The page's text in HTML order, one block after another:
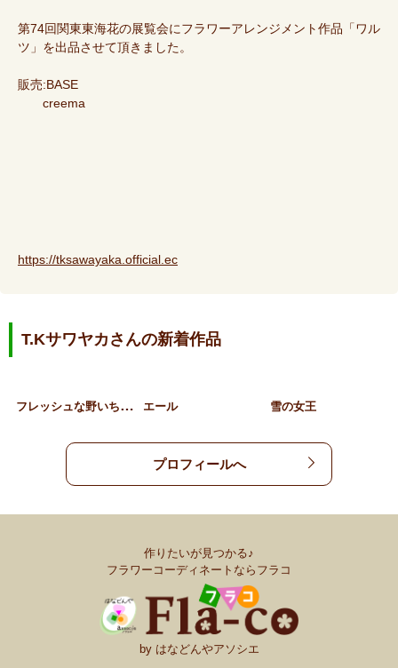
第74回関東東海花の展覧会にフラワーアレンジメント作品「ワル
ツ」を出品させて頂きました。
販売:BASE
creema
https://tksawayaka.official.ec
T.Kサワヤカさんの新着作品
フ
レッシュな野いちごのプレ… エール 雪の女王
プロフィールへ
作りたいが見つかる♪
フラワーコーディネートならフラコ
by はなどんやアソシエ